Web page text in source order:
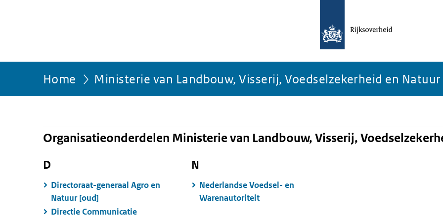
Home Ministerie van Landbouw, Visserij, Voedselzekerheid en Natuur
Organisatieonderdelen Ministerie van Landbouw, Visserij,
D
Directoraat-generaal Agro en
Natuur [oud]
Directie Communicatie
N
Nederlandse Voedsel- en
Warenautoriteit